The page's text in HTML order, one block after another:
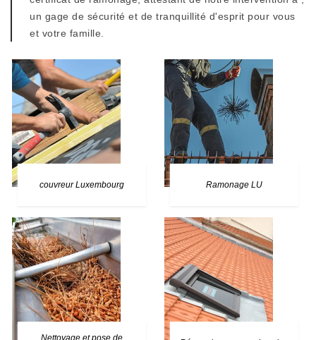
un gage de sécurité et de tranquillité d'esprit pour vous
et votre famille.
couvreur Luxembourg Ramonage LU
Nettoyage et pose de